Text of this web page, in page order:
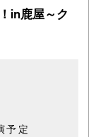
in鹿屋～ク
定